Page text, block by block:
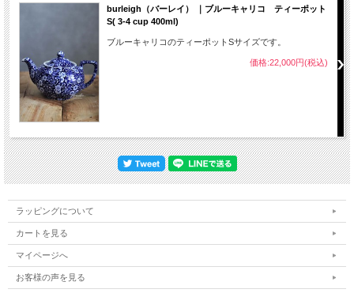
burleigh（バーレイ） ｜ブルーキャリコ ティーポット
S( 3-4 cup 400ml)
ブルーキャリコのティーポットSサイズです。
価格:22,000円(税込)
ラッピングについて
カートを見る
マイページへ
お客様の声を見る